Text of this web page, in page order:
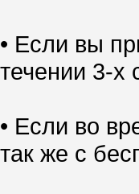
• Если вы
течении 3-х
• Если во
так же с